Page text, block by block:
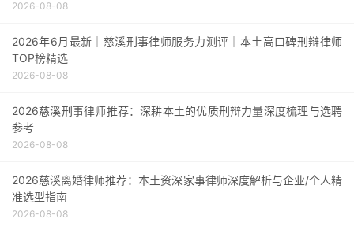
2026-08-08
2026年6月最新｜慈溪刑事律师服务力测评｜本土高口碑刑辩律师
TOP榜精选
2026-08-08
2026慈溪刑事律师推荐：深耕本土的优质刑辩力量深度梳理与选聘
参考
2026-08-08
2026慈溪离婚律师推荐：本土资深家事律师深度解析与企业/个人精
准选型指南
2026-08-08